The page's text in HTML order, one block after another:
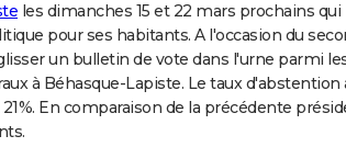
les dimanches 15 et 22 mars prochains
pour ses habitants. A l'occasion du
un bulletin de vote dans l'urne parmi
à Béhasque-Lapiste. Le taux
En comparaison de la précédente